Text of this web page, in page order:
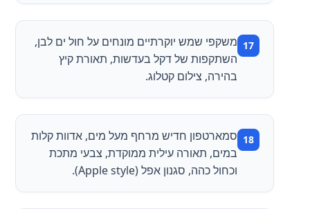
משקפי שמש יוקרתיים מונחים על חול ים לבן,
השתקפות של דקל בעדשות, תאורת קיץ
בהירה, צילום קטלוג.
סמארטפון חדיש מרחף מעל מים, אדוות קלות
במים, תאורה עילית ממוקדת, צבעי מתכת
וכחול כהה, סגנון אפל (Apple style).